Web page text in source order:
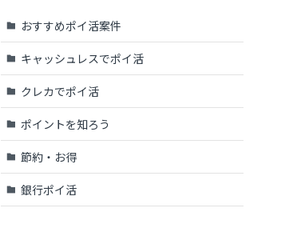
おすすめポイ活案件
キャッシュレスでポイ活
クレカでポイ活
ポイントを知ろう
節約・お得
銀行ポイ活